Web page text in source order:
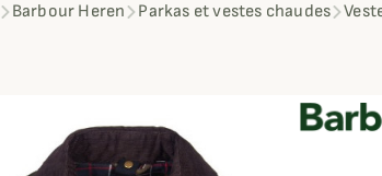
Barbour Heren Parkas et vestes chaudes